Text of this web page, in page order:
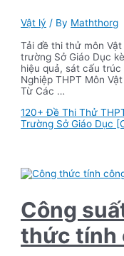
Vật lý / By Maththorg
Tải đề thi thử môn
trường Sở Giáo Dục
hiệu quả, sát cấu
Nghiệp THPT Môn
Từ Các …
120+ Đề Thi Thử
Trường Sở Giáo Dục
Công
thức tính